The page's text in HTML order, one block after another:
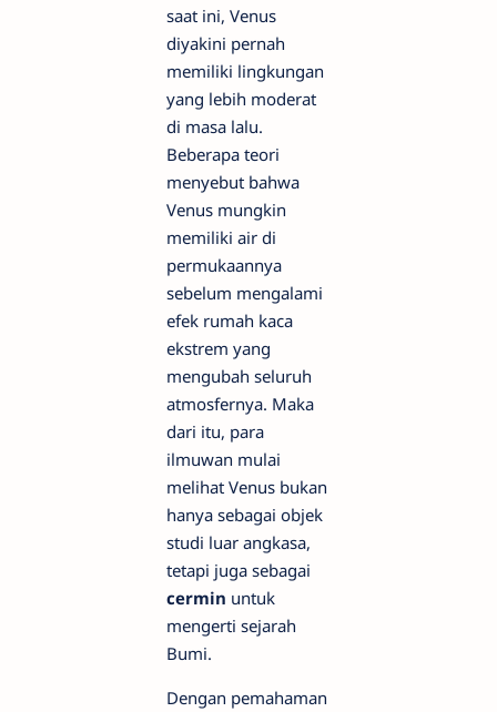
saat ini, Venus
diyakini pernah
memiliki lingkungan
yang lebih moderat
di masa lalu.
Beberapa teori
menyebut bahwa
Venus mungkin
memiliki air di
permukaannya
sebelum mengalami
efek rumah kaca
ekstrem yang
mengubah seluruh
atmosfernya. Maka
dari itu, para
ilmuwan mulai
melihat Venus bukan
hanya sebagai objek
studi luar angkasa,
tetapi juga sebagai
cermin untuk
mengerti sejarah
Bumi.
Dengan pemahaman